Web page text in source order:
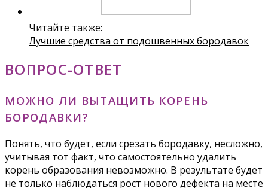
Читайте также:
Лучшие средства от подошвенных бородавок
ВОПРОС-ОТВЕТ
МОЖНО ЛИ ВЫТАЩИТЬ КОРЕНЬ
БОРОДАВКИ?
Понять, что будет, если срезать бородавку, несложно,
учитывая тот факт, что самостоятельно удалить
корень образования невозможно. В результате будет
не только наблюдаться рост нового дефекта на месте